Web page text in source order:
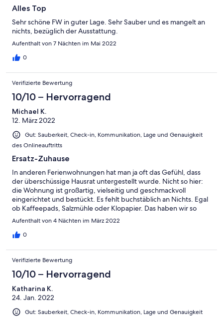
Alles Top
Sehr schöne FW in guter Lage. Sehr Sauber und es mangelt an
nichts, bezüglich der Ausstattung.
Aufenthalt von 7 Nächten im Mai 2022
0
Verifizierte Bewertung
10/10 – Hervorragend
Michael K.
12. März 2022
Gut: Sauberkeit, Check-in, Kommunikation, Lage und Genauigkeit
des Onlineauftritts
Ersatz-Zuhause
In anderen Ferienwohnungen hat man ja oft das Gefühl, dass
der überschüssige Hausrat untergestellt wurde. Nicht so hier:
die Wohnung ist großartig, vielseitig und geschmackvoll
eingerichtet und bestückt. Es fehlt buchstäblich an Nichts. Egal
ob Kaffeepads, Salzmühle oder Klopapier. Das haben wir so
woanders noch nicht erlebt. Der Kontakt ist freundlich und
hin sehr fein. Kurzum, wir haben uns wohlgefühlt, können die
wieder.
Aufenthalt von 4 Nächten im März 2022
0
Verifizierte Bewertung
10/10 – Hervorragend
Katharina K.
24. Jan. 2022
Gut: Sauberkeit, Check-in, Kommunikation, Lage und Genauigkeit